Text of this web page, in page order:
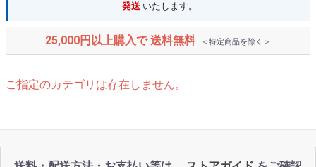
発送いたします。
25,000円以上購入で 送料無料 ＜特定商品を除く＞
ご指定のカテゴリは存在しません。